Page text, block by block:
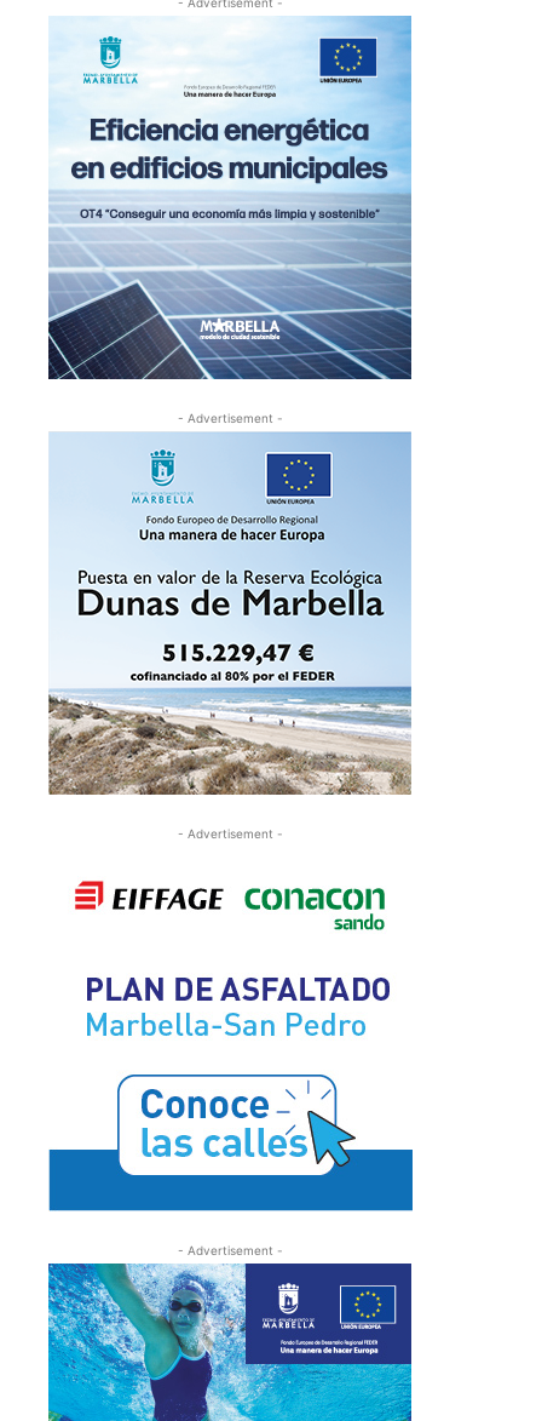
- Advertisement -
- Advertisement -
- Advertisement -